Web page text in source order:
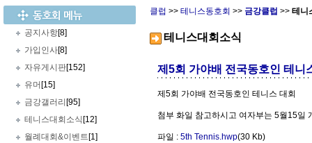
공지사항[8]
가입인사[8]
자유게시판[152]
유머 [15]
금강갤러리 [95]
테니스대회소식 [12]
월례대회&이벤트[1]
클럽 >> 테니스동호회 >> 금강클럽 >> 테니
테니스대회소식
제5회 가야배 전국동호인 테니
제5회 가야배 전국동호인 테니스 대회
첨부 화일 참고하시고 여자부는 5월15일
파일 : 5th Tennis.hwp(30 Kb)